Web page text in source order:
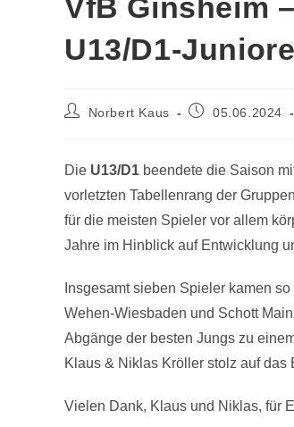
U13/D1-
Norbert Kaus 05.06.2024
Die U13/D1 beendete die Saison
vorletzten Tabellenrang der
für die meisten Spieler vor allem
Jahre im Hinblick auf Entwicklung
Insgesamt sieben Spieler kamen
Wehen-Wiesbaden und Schott
Abgänge der besten Jungs zu
Klaus & Niklas Kröller stolz auf
Vielen Dank, Klaus und Niklas, für